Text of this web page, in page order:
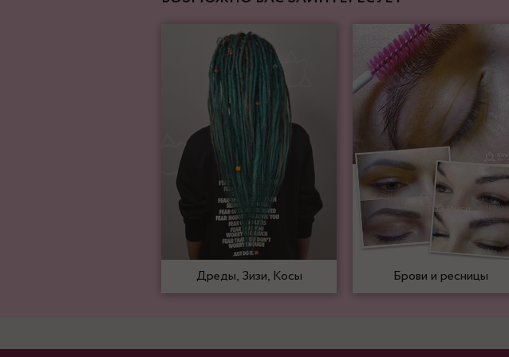
Дреды, Зизи, Косы Брови и ресницы